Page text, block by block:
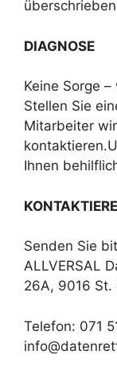
DIAGNOSE
Keine Sorge
Stellen Sie
Mitarbeiter
Ihnen
Senden Sie
ALLVERSAL
26A, 9016 St.
Telefon: 071